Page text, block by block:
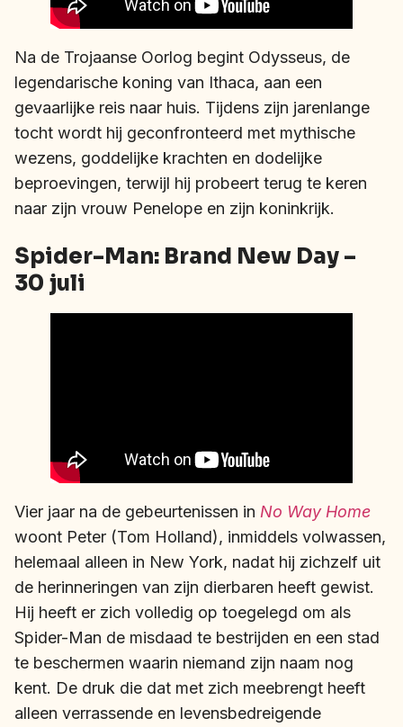
Na de Trojaanse Oorlog begint Odysseus, de
legendarische koning van Ithaca, aan een
gevaarlijke reis naar huis. Tijdens zijn jarenlange
tocht wordt hij geconfronteerd met mythische
wezens, goddelijke krachten en dodelijke
beproevingen, terwijl hij probeert terug te keren
naar zijn vrouw Penelope en zijn koninkrijk.
Spider-Man: Brand New Day –
30 juli
Vier jaar na de gebeurtenissen in No Way Home
woont Peter (Tom Holland), inmiddels volwassen,
helemaal alleen in New York, nadat hij zichzelf uit
de herinneringen van zijn dierbaren heeft gewist.
Hij heeft er zich volledig op toegelegd om als
Spider-Man de misdaad te bestrijden en een stad
te beschermen waarin niemand zijn naam nog
kent. De druk die dat met zich meebrengt heeft
alleen verrassende en levensbedreigende